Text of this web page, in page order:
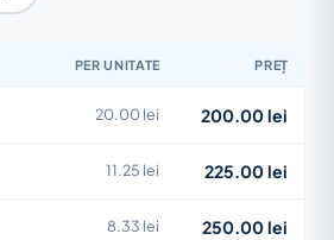
PER UNITATE PREȚ
20.00 lei 200.00 lei
11.25 lei 225.00 lei
8.33 lei 250.00 lei